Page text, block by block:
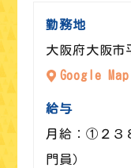
勤務地
大阪府大阪市
Google Map
給与
月給：①２３
門員） ②